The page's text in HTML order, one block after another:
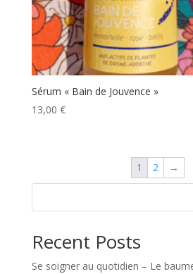
Sérum « Bain de Jouvence »
13,00 €
1 2 →
Recent Posts
Se soigner au quotidien – Le